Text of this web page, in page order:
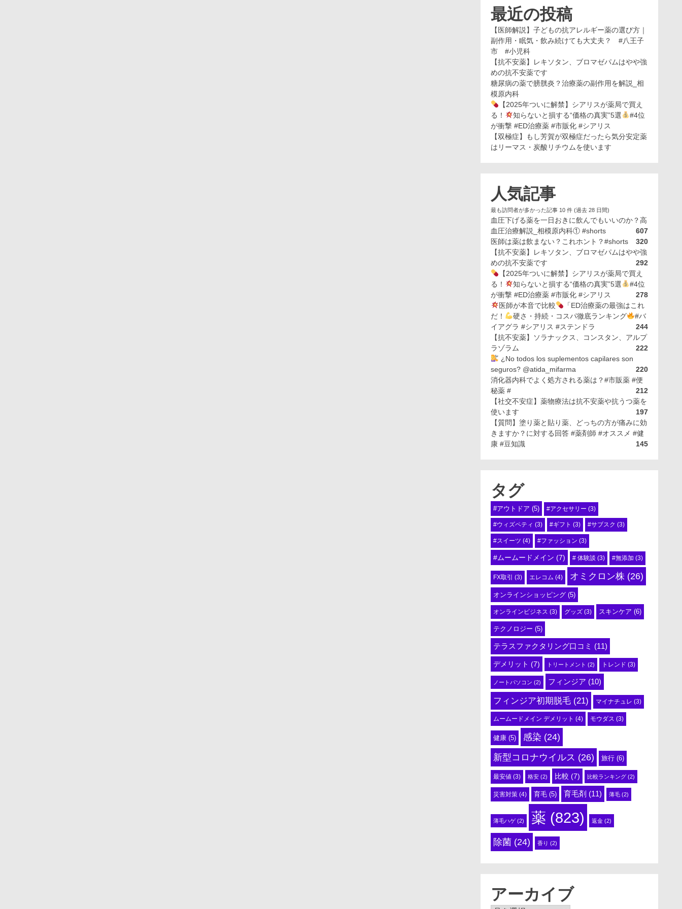
最近の投稿
【医師解説】子どもの抗アレルギー薬の選び方｜
副作用・眠気・飲み続けても大丈夫？ #八王子
市 #小児科
【抗不安薬】レキソタン、ブロマゼパムはやや強
めの抗不安薬です
糖尿病の薬で膀胱炎？治療薬の副作用を解説_相
模原内科
【2025年ついに解禁】シアリスが薬局で買え
る！
知らないと損する“価格の真実”5選
#4位
が衝撃 #ED治療薬 #市販化 #シアリス
【双極症】もし芳賀が双極症だったら気分安定薬
はリーマス・炭酸リチウムを使います
人気記事
最も訪問者が多かった記事 10 件 (過去 28 日間)
血圧下げる薬を一日おきに飲んでもいいのか？高
血圧治療解説_相模原内科① #shorts
607
医師は薬は飲まない？これホント？#shorts
320
【抗不安薬】レキソタン、ブロマゼパムはやや強
めの抗不安薬です
292
【2025年ついに解禁】シアリスが薬局で買え
る！
知らないと損する“価格の真実”5選
#4位
が衝撃 #ED治療薬 #市販化 #シアリス
278
医師が本音で比較
「ED治療薬の最強はこれ
だ！
硬さ・持続・コスパ徹底ランキング
#バ
イアグラ #シアリス #ステンドラ
244
【抗不安薬】ソラナックス、コンスタン、アルプ
ラゾラム
222
¿No todos los suplementos capilares son
seguros? @atida_mifarma
220
消化器内科でよく処方される薬は？#市販薬 #便
秘薬 #
212
【社交不安症】薬物療法は抗不安薬や抗うつ薬を
使います
197
【質問】塗り薬と貼り薬、どっちの方が痛みに効
きますか？に対する回答 #薬剤師 #オススメ #健
康 #豆知識
145
タグ
#アウトドア (5) #アクセサリー (3)
#ウィズペティ (3) #ギフト (3) #サブスク (3)
#スイーツ (4) #ファッション (3)
#ムームードメイン (7) # 体験談 (3) #無添加 (3)
FX取引 (3) エレコム (4) オミクロン株 (26)
オンラインショッピング (5)
オンラインビジネス (3) グッズ (3) スキンケア (6)
テクノロジー (5)
テラスファクタリング口コミ (11)
デメリット (7) トリートメント (2) トレンド (3)
ノートパソコン (2) フィンジア (10)
フィンジア初期脱毛 (21) マイナチュレ (3)
ムームードメイン デメリット (4) モウダス (3)
健康 (5) 感染 (24)
新型コロナウイルス (26) 旅行 (6)
最安値 (3) 格安 (2) 比較 (7) 比較ランキング (2)
災害対策 (4) 育毛 (5) 育毛剤 (11) 薄毛 (2)
薄毛ハゲ(2) 薬 (823) 返金 (2)
除菌 (24) 香り (2)
アーカイブ